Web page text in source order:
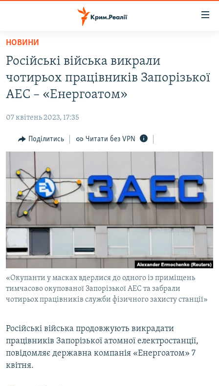
Перейти
основного
матеріалу
Перейти
до
основної
Перейти
до
ВІДЕО ТА ФОТО
БЛОГИ
ПОГЛЯД
ІНТЕРВ'Ю
ВСЕ ЗА ДЕНЬ
СПЕЦПРОЕКТИ
ДЕПОРТАЦІЯ
ВІДЕОУРОКИ «ELIFBE»
СВІДЧЕННЯ ОКУПАЦІЇ
ІНФОГРАФІКА
ЯК ОБІЙТИ БЛОКУВАННЯ
Qırımtatar
ДОЛУЧАЙСЯ!
Усі сайти RFE/RL
НОВИНИ
Російські війська викрали
чотирьох працівників Запорізької
АЕС – «Енергоатом»
07 квітень 2023, 17:35
Поділитись Читати без VPN
«Окупанти у масках вдерлися до одного із приміщень
тимчасово окупованої Запорізької АЕС та забрали
чотирьох працівників служби фізичного захисту станції»
Російські війська продовжують викрадати
працівників Запорізької атомної електростанції,
повідомляє державна компанія «Енергоатом» 7
квітня.